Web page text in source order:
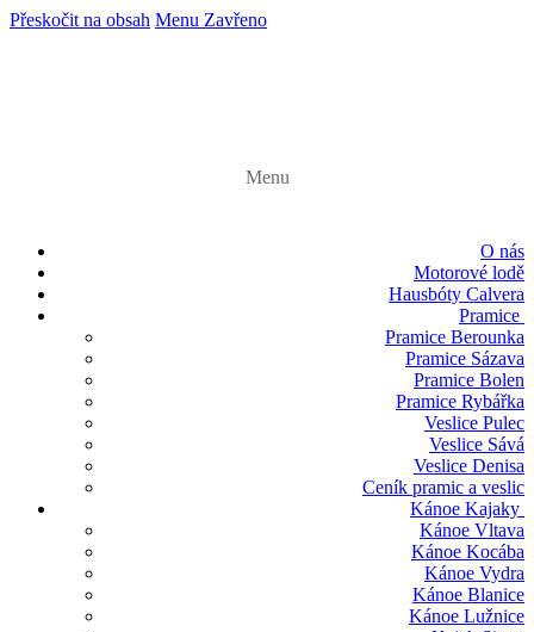
Přeskočit na obsah Menu Zavřeno
Menu
O nás
Motorové lodě
Hausbóty Calvera
Pramice
Pramice Berounka
Pramice Sázava
Pramice Bolen
Pramice Rybářka
Veslice Pulec
Veslice Sává
Veslice Denisa
Ceník pramic a veslic
Kánoe Kajaky
Kánoe Vltava
Kánoe Kocába
Kánoe Vydra
Kánoe Blanice
Kánoe Lužnice